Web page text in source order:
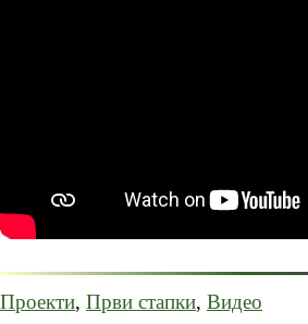
Проекти, Први стапки, Видео